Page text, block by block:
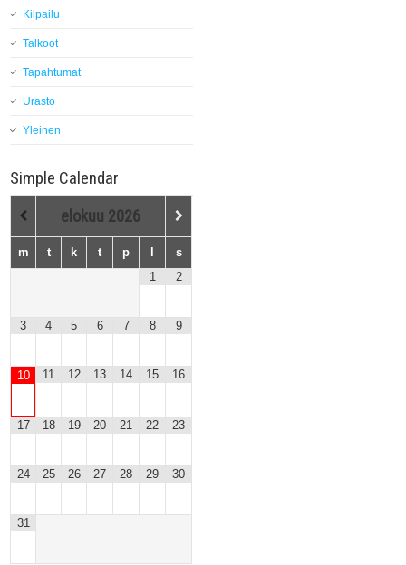
Kilpailu
Talkoot
Tapahtumat
Urasto
Yleinen
Simple Calendar
elokuu 2026
m t k t p
s
1
2
3 4 5 6 7 8 9
10 11 12 13 14 15 16
17 18 19 20 21 22 23
24 25 26 27 28 29 30
31